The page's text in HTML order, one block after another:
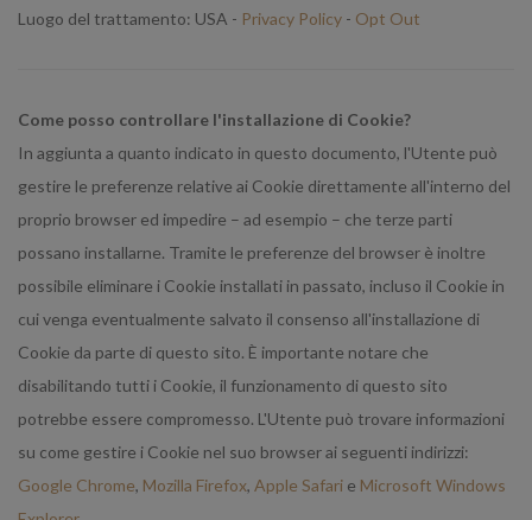
Luogo del trattamento: USA - Privacy Policy - Opt Out
Come posso controllare l'installazione di Cookie?
In aggiunta a quanto indicato in questo documento, l'Utente può
gestire le preferenze relative ai Cookie direttamente all'interno del
proprio browser ed impedire – ad esempio – che terze parti
possano installarne. Tramite le preferenze del browser è inoltre
possibile eliminare i Cookie installati in passato, incluso il Cookie in
cui venga eventualmente salvato il consenso all'installazione di
Cookie da parte di questo sito. È importante notare che
disabilitando tutti i Cookie, il funzionamento di questo sito
potrebbe essere compromesso. L'Utente può trovare informazioni
su come gestire i Cookie nel suo browser ai seguenti indirizzi:
Google Chrome, Mozilla Firefox, Apple Safari e Microsoft Windows